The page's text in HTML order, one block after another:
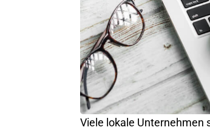
Viele lokale Unternehmen